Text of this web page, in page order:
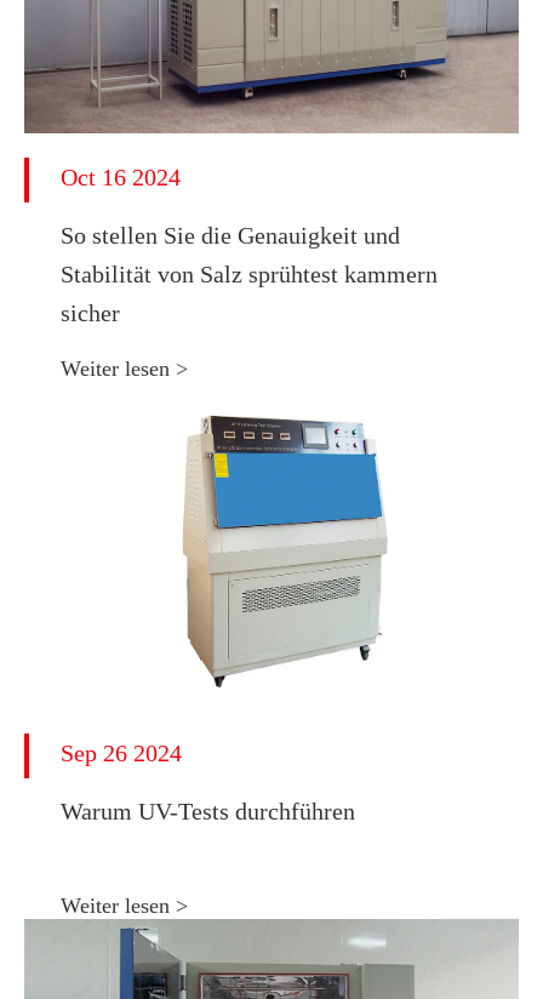
Oct 16 2024
So stellen Sie die Genauigkeit und
Stabilität von Salz sprühtest kammern
sicher
Weiter lesen >
Sep 26 2024
Warum UV-Tests durchführen
Weiter lesen >